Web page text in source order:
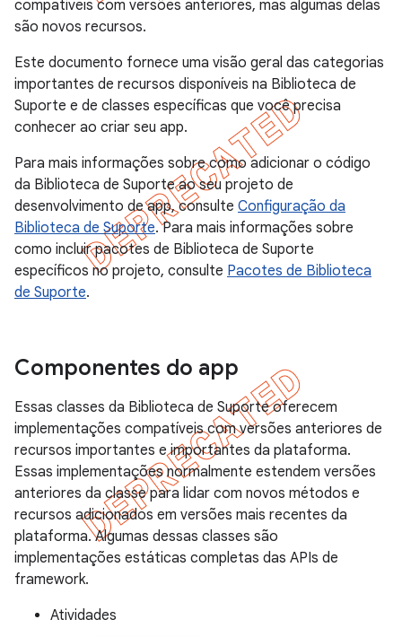
compatíveis com versões anteriores, mas algumas delas
são novos recursos.
Este documento fornece uma visão geral das categorias
importantes de recursos disponíveis na Biblioteca de
Suporte e de classes específicas que você precisa
conhecer ao criar seu app.
Para mais informações sobre como adicionar o código
da Biblioteca de Suporte ao seu projeto de
desenvolvimento de app, consulte Configuração da
Biblioteca de Suporte. Para mais informações sobre
como incluir pacotes de Biblioteca de Suporte
específicos no projeto, consulte Pacotes de Biblioteca
de Suporte.
Componentes do app
Essas classes da Biblioteca de Suporte oferecem
implementações compatíveis com versões anteriores de
recursos importantes e importantes da plataforma.
Essas implementações normalmente estendem versões
anteriores da classe para lidar com novos métodos e
recursos adicionados em versões mais recentes da
plataforma. Algumas dessas classes são
implementações estáticas completas das APIs de
framework.
Atividades